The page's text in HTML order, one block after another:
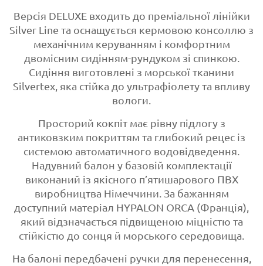
Версія DELUXE входить до преміальної лінійки
Silver Line та оснащується кермовою консоллю з
механічним керуванням і комфортним
двомісним сидінням-рундуком зі спинкою.
Сидіння виготовлені з морської тканини
Silvertex, яка стійка до ультрафіолету та впливу
вологи.
Просторий кокпіт має рівну підлогу з
антиковзким покриттям та глибокий рецес із
системою автоматичного водовідведення.
Надувний балон у базовій комплектації
виконаний із якісного п’ятишарового ПВХ
виробництва Німеччини. За бажанням
доступний матеріал HYPALON ORCA (Франція),
який відзначається підвищеною міцністю та
стійкістю до сонця й морського середовища.
На балоні передбачені ручки для перенесення,